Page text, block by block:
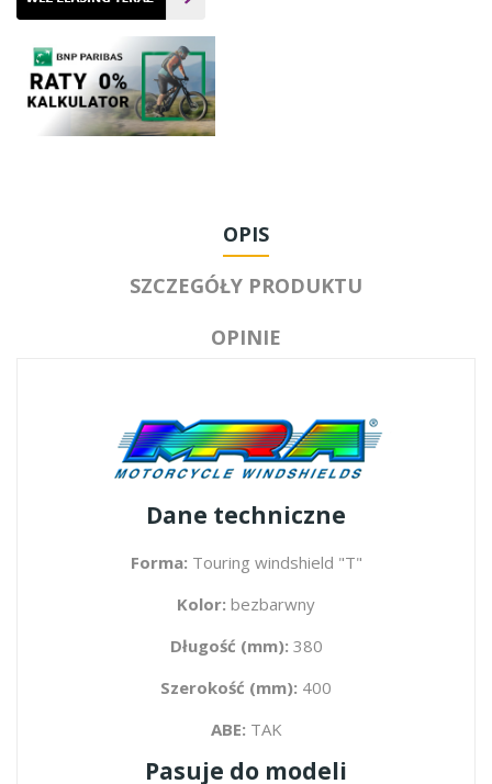
OPIS
SZCZEGÓŁY PRODUKTU
OPINIE
Dane techniczne
Forma: Touring windshield "T"
Kolor: bezbarwny
Długość (mm): 380
Szerokość (mm): 400
ABE: TAK
Pasuje do modeli